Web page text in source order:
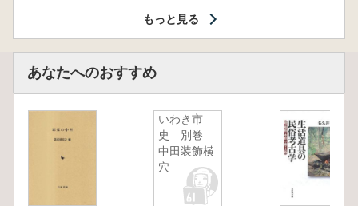
もっと見る
あなたへのおすすめ
いわき市
史 別巻
中田装飾横
穴